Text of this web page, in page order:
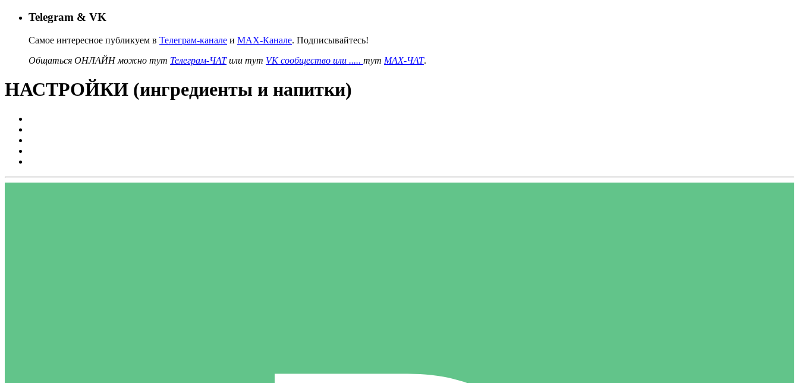
Telegram & VK
Самое интересное публикуем в Телеграм-канале и MAX-Канале. Подписывайтесь!
Общаться ОНЛАЙН можно тут Телеграм-ЧАТили тут VK сообщество или ..... тут MAX-ЧАТ.
НАСТРОЙКИ (ингредиенты и напитки)